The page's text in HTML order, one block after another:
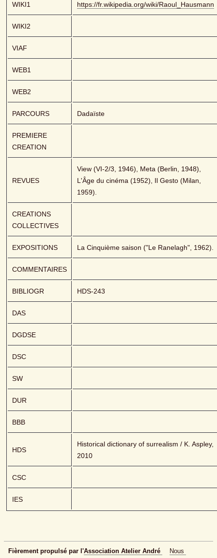
WIKI1 https://fr.wikipedia.org/wiki/Raoul_Hausmann
WIKI2
VIAF
WEB1
WEB2
PARCOURS Dadaïste
PREMIERE
CREATION
REVUES
View (VI-2/3, 1946), Meta (Berlin, 1948),
L'Âge du cinéma (1952), Il Gesto (Milan,
1959).
CREATIONS
COLLECTIVES
EXPOSITIONS La Cinquième saison ("Le Ranelagh", 1962).
COMMENTAIRES
BIBLIOGR HDS-243
DAS
DGDSE
DSC
SW
DUR
BBB
HDS
Historical dictionary of surrealism / K. Aspley,
2010
CSC
IES
Fièrement propulsé par l'Association Atelier André Nous